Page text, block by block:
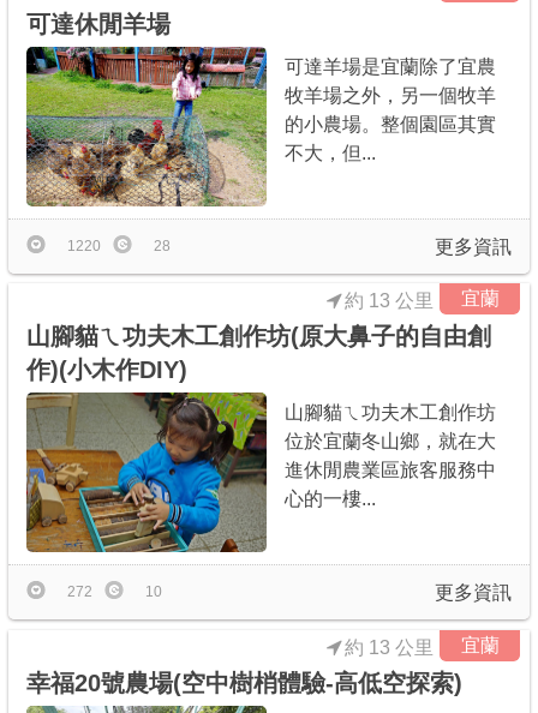
可達休閒羊場
可達羊場是宜蘭除了宜農
牧羊場之外，另一個牧羊
的小農場。整個園區其實
不大，但...
更多資訊
1220 28
宜蘭
山腳貓ㄟ功夫木工創作坊(原大鼻子的自由創
作)(小木作DIY)
約 13 公里
山腳貓ㄟ功夫木工創作坊
位於宜蘭冬山鄉，就在大
進休閒農業區旅客服務中
心的一樓...
更多資訊
272 10
宜蘭
幸福20號農場(空中樹梢體驗-高低空探索)
約 13 公里